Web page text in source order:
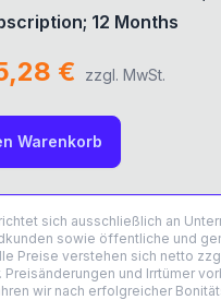
12 Months
€ zzgl. MwSt.
Warenkorb
sich ausschließlich an
sowie öffentliche und
Preise verstehen sich netto
Preisänderungen und Irrtümer
wir nach erfolgreicher